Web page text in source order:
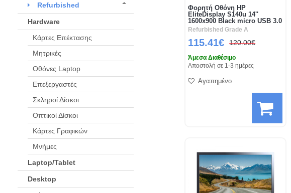
Refurbished
Hardware
Κάρτες Επέκτασης
Μητρικές
Οθόνες Laptop
Eπεξεργαστές
Σκληροί Δίσκοι
Οπτικοί Δίσκοι
Κάρτες Γραφικών
Μνήμες
Laptop/Tablet
Desktop
Φορητή Οθόνη HP
EliteDisplay S140u 14''
1600x900 Black micro USB 3.0
Refurbished Grade A
115.41€ 120.00€
Άμεσα Διαθέσιμο
Αποστολή σε 1-3 ημέρες
Αγαπημένο